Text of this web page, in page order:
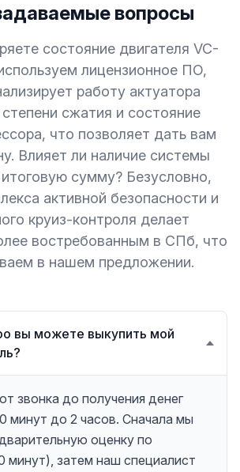
вопросы
состояние двигателя VC-
лицензионное ПО,
работу актуатора
сжатия и состояние
что позволяет дать вам
Влияет ли наличие системы
итоговую сумму? Безусловно,
активной безопасности и
круиз-контроля делает
востребованным в СПб, что
в нашем предложении.
вы можете выкупить мой
звонка до получения денег
минут до 2 часов. Сначала мы
оценку по
минут), затем наш специалист